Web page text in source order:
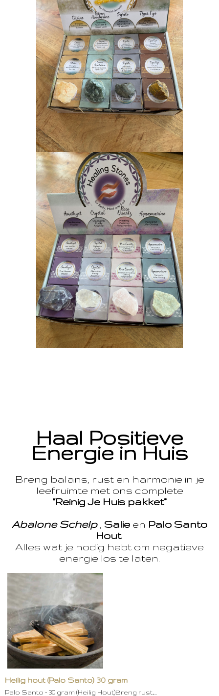
Haal Positieve
Energie in Huis
Breng balans, rust en harmonie in je
leefruimte met ons complete
“Reinig Je Huis pakket”
Abalone Schelp, Salie en Palo Santo
Hout
Alles wat je nodig hebt om negatieve
energie los te laten.
Heilig hout (Palo Santo) 30 gram
Palo Santo – 30 gram (Heilig Hout)Breng rust,…